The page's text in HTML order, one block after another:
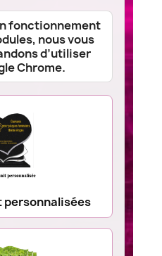
fonctionnement
nous vous
d’utiliser
Chrome.
personnalisées